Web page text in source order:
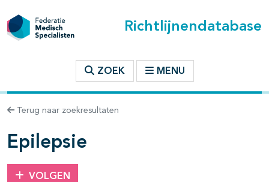
Richtlijnendatabase
ZOEK MENU
Terug naar zoekresultaten
Epilepsie
VOLGEN
binnen deze richtlijn